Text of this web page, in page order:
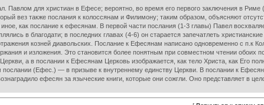
Павлом для христиан в Ефесе; вероятно, во время его первого заключения в
вез также послания к колоссянам и Филимону; таким образом, объясняют
как послание к ефесянам. В первой части послания (1-3 главы) Павел
в благодати; в последних главах (4-6) он старается запечатлеть
козней диавольских. Послание к Ефесянам написано одновременно с п.к
и изложения. Это становится более понятным при совместном чтении
а в послании к Ефесянам Церковь изображается, как тело Христа, как Его
послании (Ефес.) — в призыве к внутреннему единству Церкви. В послании к
ефесян за языческие книги, которые они сожгли. Оно представляет в